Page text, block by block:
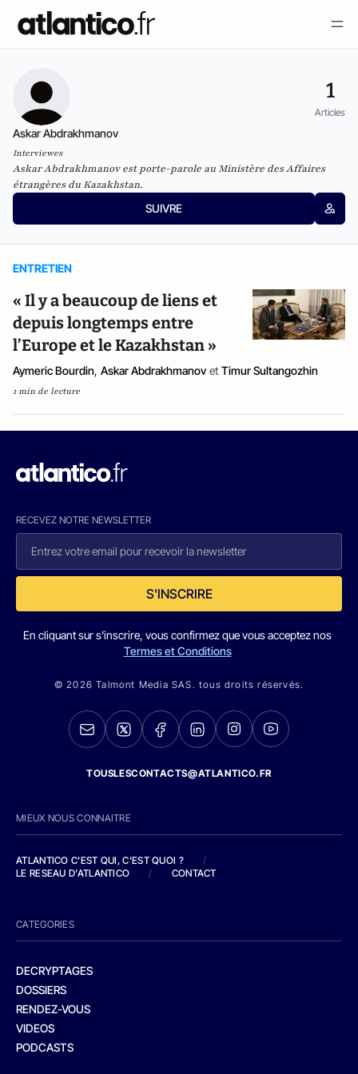
1
Articles
Askar Abdrakhmanov
Interviewes
Askar Abdrakhmanov est porte-parole au Ministère des Affaires
étrangères du Kazakhstan.
SUIVRE
ENTRETIEN
« Il y a beaucoup de liens et
depuis longtemps entre
l’Europe et le Kazakhstan »
Aymeric Bourdin, Askar Abdrakhmanov et Timur Sultangozhin
1 min de lecture
RECEVEZ NOTRE NEWSLETTER
S'INSCRIRE
En cliquant sur s'inscrire, vous confirmez que vous acceptez nos
Termes et Conditions
© 2026 Talmont Media SAS. tous droits réservés.
TOUSLESCONTACTS@ATLANTICO.FR
MIEUX NOUS CONNAITRE
ATLANTICO C'EST QUI, C'EST QUOI ?
/
LE RESEAU D'ATLANTICO
/ CONTACT
CATEGORIES
DECRYPTAGES
DOSSIERS
RENDEZ-VOUS
VIDEOS
PODCASTS